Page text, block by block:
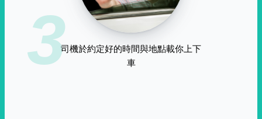
3司機於約定好的時間與地點載你上下
車